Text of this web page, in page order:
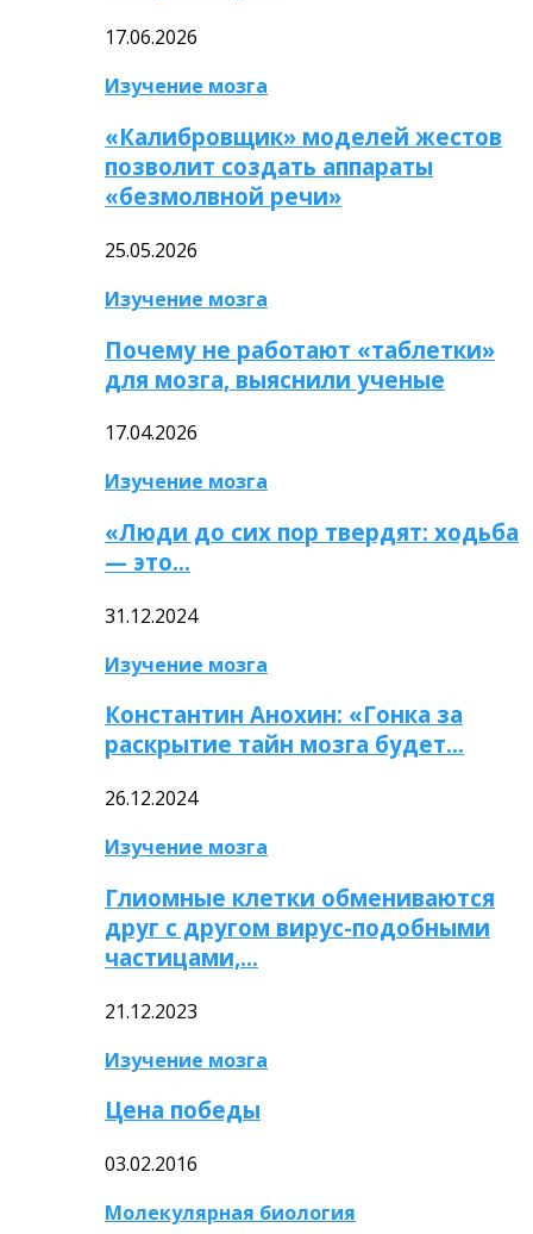
17.06.2026
Изучение мозга
«Калибровщик» моделей жестов
позволит создать аппараты
«безмолвной речи»
25.05.2026
Изучение мозга
Почему не работают «таблетки»
для мозга, выяснили ученые
17.04.2026
Изучение мозга
«Люди до сих пор твердят: ходьба
— это…
31.12.2024
Изучение мозга
Константин Анохин: «Гонка за
раскрытие тайн мозга будет…
26.12.2024
Изучение мозга
Глиомные клетки обмениваются
друг с другом вирус-подобными
частицами,…
21.12.2023
Изучение мозга
Цена победы
03.02.2016
Молекулярная биология